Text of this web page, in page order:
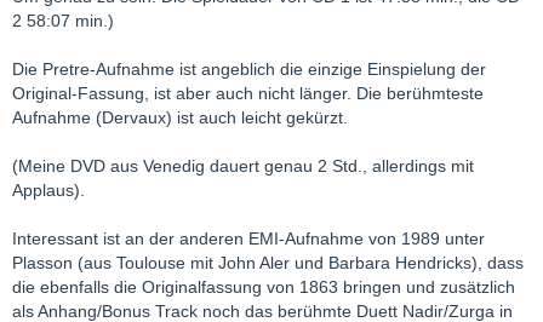
2 58:07 min.)
Die Pretre-Aufnahme ist angeblich die einzige Einspielung der
Original-Fassung, ist aber auch nicht länger. Die berühmteste
Aufnahme (Dervaux) ist auch leicht gekürzt.
(Meine DVD aus Venedig dauert genau 2 Std., allerdings mit
Applaus).
Interessant ist an der anderen EMI-Aufnahme von 1989 unter
Plasson (aus Toulouse mit John Aler und Barbara Hendricks), dass
die ebenfalls die Originalfassung von 1863 bringen und zusätzlich
als Anhang/Bonus Track noch das berühmte Duett Nadir/Zurga in